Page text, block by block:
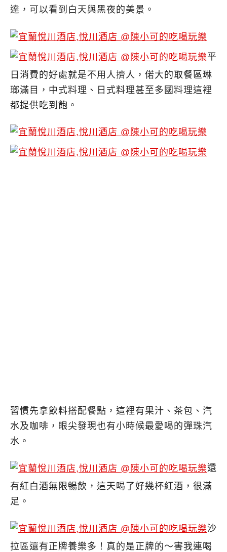
達，可以看到白天與黑夜的美景。
平
日消費的好處就是不用人擠人，偌大的取餐區琳
瑯滿目，中式料理、日式料理甚至多國料理這裡
都提供吃到飽。
習慣先拿飲料搭配餐點，這裡有果汁、茶包、汽
水及咖啡，眼尖發現也有小時候最愛喝的彈珠汽
水。
還
有紅白酒無限暢飲，這天喝了好幾杯紅酒，很滿
足。
沙
拉區還有正牌養樂多！真的是正牌的～害我連喝